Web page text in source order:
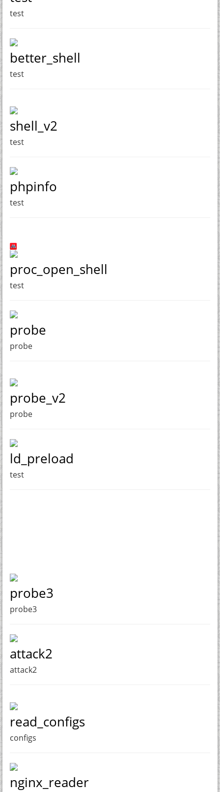
test
better_shell
test
shell_v2
test
phpinfo
test
proc_open_shell
test
probe
probe
probe_v2
probe
ld_preload
test
probe3
probe3
attack2
attack2
read_configs
configs
nginx_reader